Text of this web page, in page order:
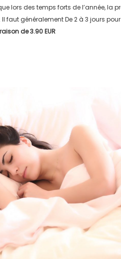
lors des temps forts de l’année, la
faut généralementDe 2 à 3 jours
de3.90 EUR